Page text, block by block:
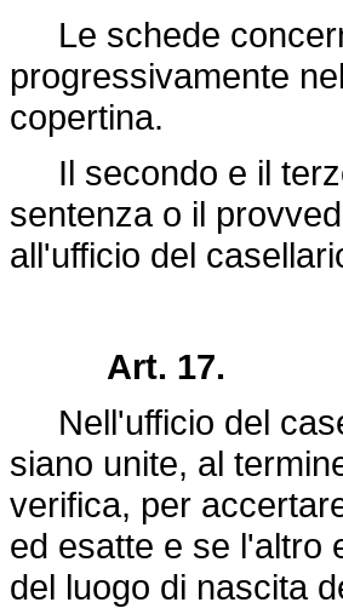
Le schede
progressivamente
copertina.
Il secondo e il
sentenza o il
all'ufficio del
Art. 17.
Nell'ufficio del
siano unite, al
verifica, per
ed esatte e se l'altro
del luogo di nascita